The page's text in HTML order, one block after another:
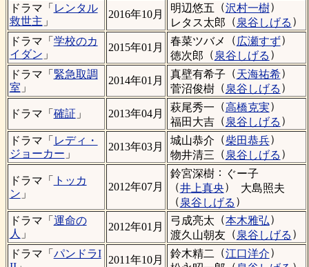
ドラマ「 レンタル
救世主 」
2016年10月
明辺悠五 （沢村一樹）
レタス太郎 （泉谷しげる ）
ドラマ「 学校のカ
イダン 」
2015年01月
春菜ツバメ （ 広瀬すず）
徳次郎 （泉谷しげる ）
ドラマ「 緊急取調
室 」
2014年01月
真壁有希子 （天海祐希）
菅沼俊樹（泉谷しげる ）
ドラマ「 確証 」 2013年04月
萩尾秀一 （高橋克実）
福田大吉（泉谷しげる ）
ドラマ「 レディ・
ジョーカー 」
2013年03月
城山恭介 （柴田恭兵）
物井清三 （泉谷しげる ）
ドラマ「
トッカ
ン 」
2012年07月
鈴宮深樹： ぐー子
（井上真央）
大島照夫
（泉谷しげる ）
ドラマ「 運命の
人 」
2012年01月
弓成亮太 （本木雅弘）
渡久山朝友（泉谷しげる ）
ドラマ「 パンドラI
2011年10月
鈴木精二 （江口洋介）